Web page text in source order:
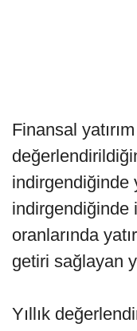
Finansal
indirgendiğinde
indirgendiğinde
oranlarında
getiri sağlayan
Yıllık